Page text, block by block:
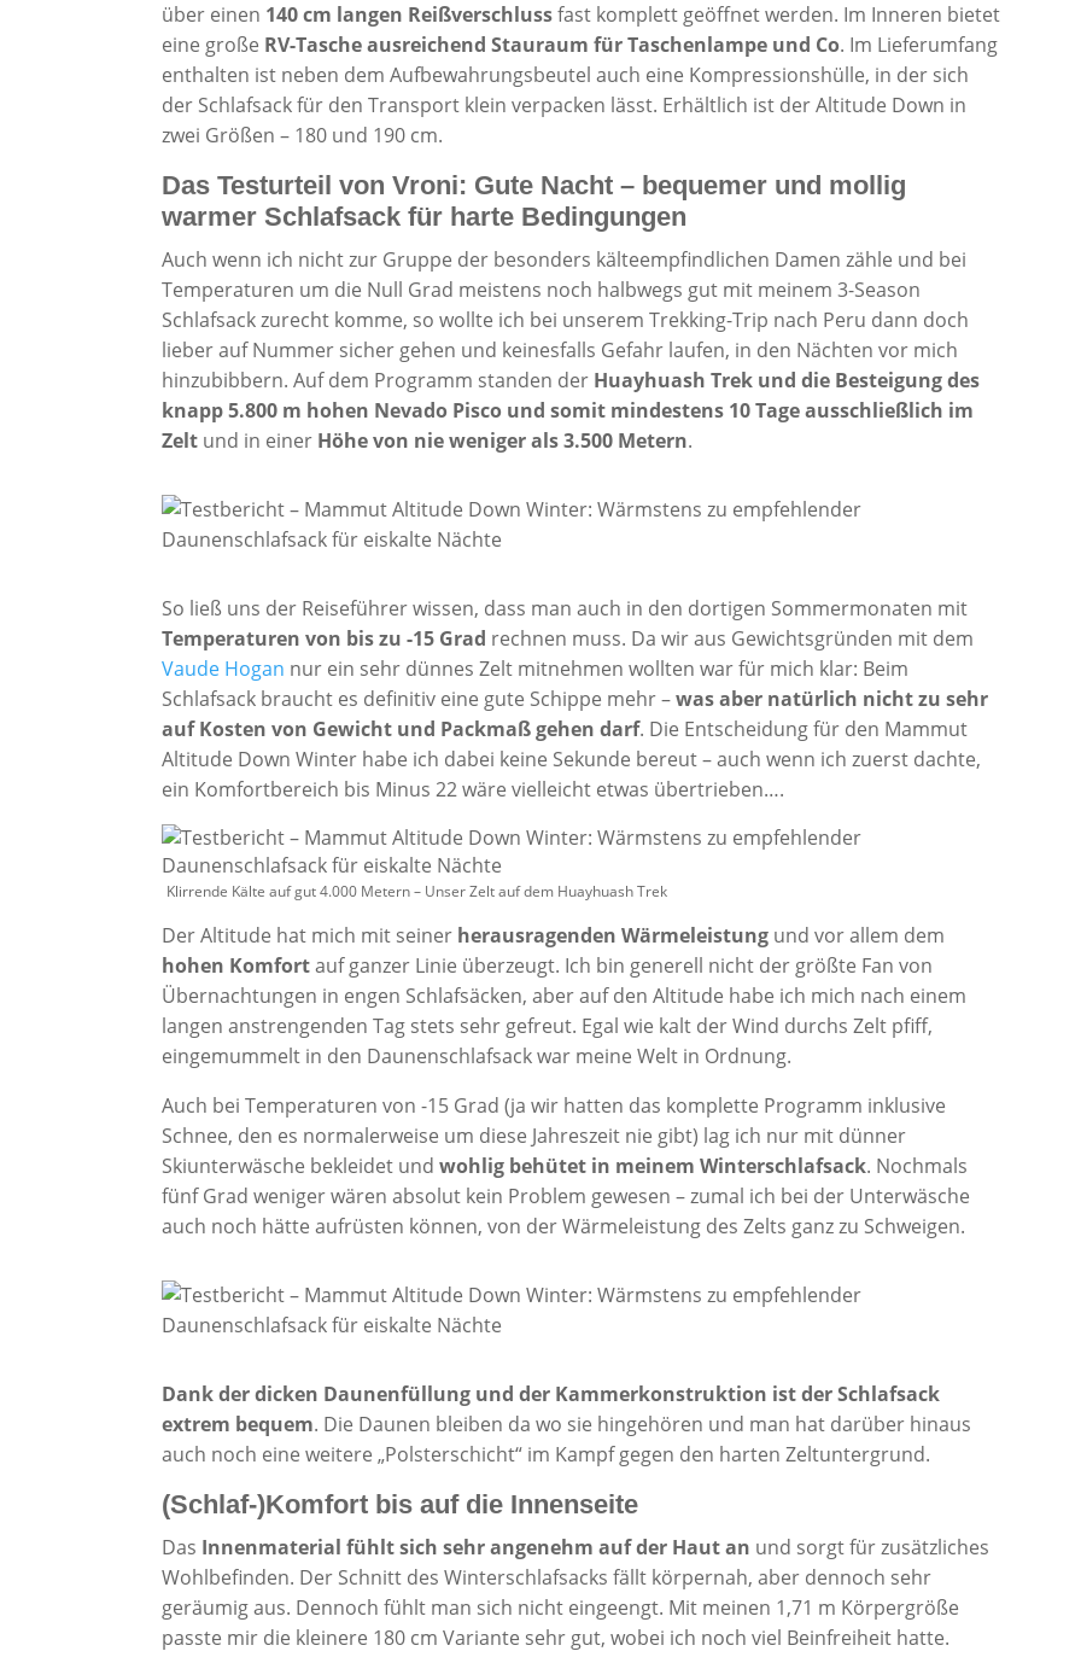
über einen 140 cm langen Reißverschlussfast komplett geöffnet werden. Im Inneren bietet
eine große RV-Tasche ausreichend Stauraum für Taschenlampe und Co. Im Lieferumfang
enthalten ist neben dem Aufbewahrungsbeutel auch eine Kompressionshülle, in der sich
der Schlafsack für den Transport klein verpacken lässt. Erhältlich ist der Altitude Down in
zwei Größen – 180 und 190 cm.
Das Testurteil von Vroni: Gute Nacht – bequemer und mollig
warmer Schlafsack für harte Bedingungen
Auch wenn ich nicht zur Gruppe der besonders kälteempfindlichen Damen zähle und bei
Temperaturen um die Null Grad meistens noch halbwegs gut mit meinem 3-Season
Schlafsack zurecht komme, so wollte ich bei unserem Trekking-Trip nach Peru dann doch
lieber auf Nummer sicher gehen und keinesfalls Gefahr laufen, in den Nächten vor mich
hinzubibbern. Auf dem Programm standen der Huayhuash Trek und die Besteigung des
knapp 5.800 m hohen Nevado Pisco und somit mindestens 10 Tage ausschließlich im
Zelt und in einer Höhe von nie weniger als 3.500 Metern.
So ließ uns der Reiseführer wissen, dass man auch in den dortigen Sommermonaten mit
Temperaturen von bis zu -15 Grad rechnen muss. Da wir aus Gewichtsgründen mit dem
Vaude Hogan nur ein sehr dünnes Zelt mitnehmen wollten war für mich klar: Beim
Schlafsack braucht es definitiv eine gute Schippe mehr –was aber natürlich nicht zu sehr
auf Kosten von Gewicht und Packmaß gehen darf. Die Entscheidung für den Mammut
Altitude Down Winter habe ich dabei keine Sekunde bereut – auch wenn ich zuerst dachte,
ein Komfortbereich bis Minus 22 wäre vielleicht etwas übertrieben….
Klirrende Kälte auf gut 4.000 Metern – Unser Zelt auf dem Huayhuash Trek
Der Altitude hat mich mit seiner herausragenden Wärmeleistung und vor allem dem
hohen Komfortauf ganzer Linie überzeugt. Ich bin generell nicht der größte Fan von
Übernachtungen in engen Schlafsäcken, aber auf den Altitude habe ich mich nach einem
langen anstrengenden Tag stets sehr gefreut. Egal wie kalt der Wind durchs Zelt pfiff,
eingemummelt in den Daunenschlafsack war meine Welt in Ordnung.
Auch bei Temperaturen von -15 Grad (ja wir hatten das komplette Programm inklusive
Schnee, den es normalerweise um diese Jahreszeit nie gibt) lag ich nur mit dünner
Skiunterwäsche bekleidet undwohlig behütet in meinem Winterschlafsack. Nochmals
fünf Grad weniger wären absolut kein Problem gewesen – zumal ich bei der Unterwäsche
auch noch hätte aufrüsten können, von der Wärmeleistung des Zelts ganz zu Schweigen.
Dank der dicken Daunenfüllung und der Kammerkonstruktion ist der Schlafsack
extrem bequem. Die Daunen bleiben da wo sie hingehören und man hat darüber hinaus
auch noch eine weitere „Polsterschicht“ im Kampf gegen den harten Zeltuntergrund.
(Schlaf-)Komfort bis auf die Innenseite
Das Innenmaterial fühlt sich sehr angenehm auf der Haut an und sorgt für zusätzliches
Wohlbefinden. Der Schnitt des Winterschlafsacks fällt körpernah, aber dennoch sehr
geräumig aus. Dennoch fühlt man sich nicht eingeengt. Mit meinen 1,71 m Körpergröße
passte mir die kleinere 180 cm Variante sehr gut, wobei ich noch viel Beinfreiheit hatte.